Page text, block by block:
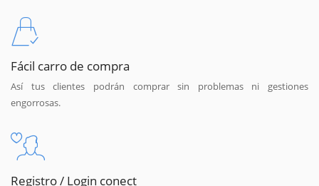
Fácil carro de compra
Así tus clientes podrán comprar sin problemas ni gestiones
engorrosas.
Registro / Login conect